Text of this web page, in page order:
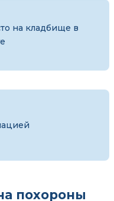
на кладбище в
похороны